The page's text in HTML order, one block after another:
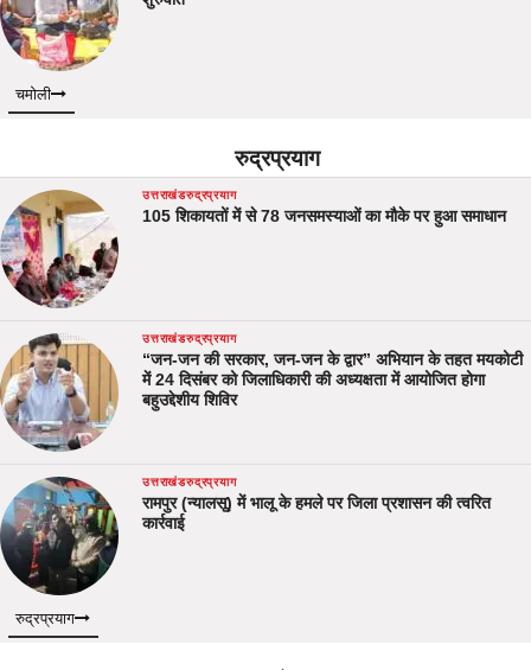
चमोली
रुद्रप्रयाग
उत्तराखंडरुद्रप्रयाग
105 शिकायतों में से 78 जनसमस्याओं का मौके पर हुआ समाधान
उत्तराखंडरुद्रप्रयाग
“जन-जन की सरकार, जन-जन के द्वार” अभियान के तहत मयकोटी
में 24 दिसंबर को जिलाधिकारी की अध्यक्षता में आयोजित होगा
बहुउद्देशीय शिविर
उत्तराखंडरुद्रप्रयाग
रामपुर (न्यालसू) में भालू के हमले पर जिला प्रशासन की त्वरित
कार्रवाई
रुद्रप्रयाग